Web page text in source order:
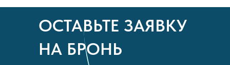
ОСТАВЬТЕ ЗАЯВКУ
НА БРОНЬ